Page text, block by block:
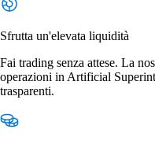
Sfrutta un'elevata liquidità
Fai trading senza attese. La
operazioni in Artificial
trasparenti.